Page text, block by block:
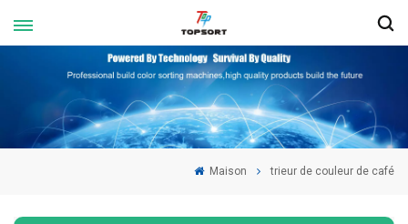
Maison trieur de couleur de café